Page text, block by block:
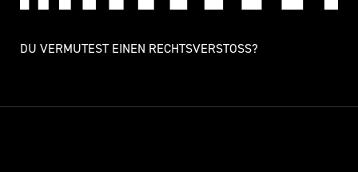
DU VERMUTEST EINEN RECHTSVERSTOSS?